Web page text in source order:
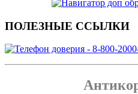
ПОЛЕЗНЫЕ ССЫЛКИ